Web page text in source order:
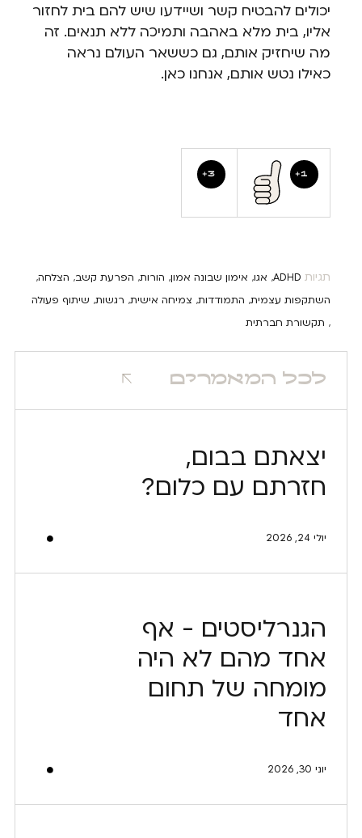
יכולים להבטיח קשר ושיידעו שיש להם בית לחזור
אליו, בית מלא באהבה ותמיכה ללא תנאים. זה
מה שיחזיק אותם, גם כששאר העולם נראה
כאילו נטש אותם, אנחנו כאן.
1
3
תגיות ADHD
, אגו, אימון שבונה אמון, הורות, הפרעת קשב, הצלחה,
השתקפות עצמית, התמודדות, צמיחה אישית, רגשות, שיתוף פעולה
, תקשורת חברתית
לכל המאמרים
יצאתם בבום,
חזרתם עם כלום?
יולי 24, 2026
הגנרליסטים - אף
אחד מהם לא היה
מומחה של תחום
אחד
יוני 30, 2026